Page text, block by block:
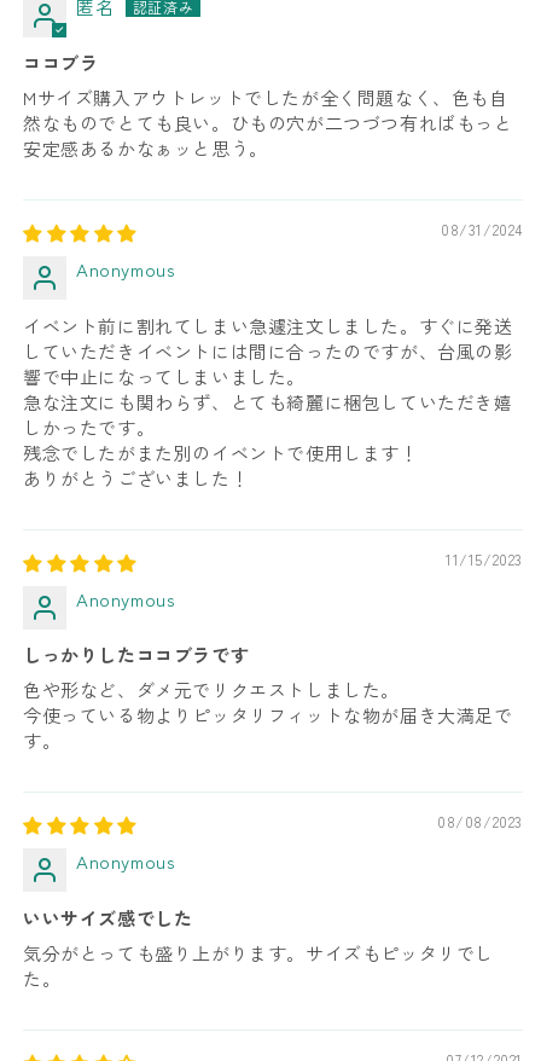
匿名
ココブラ
Mサイズ購入アウトレットでしたが全く問題なく、色も自
然なものでとても良い。ひもの穴が二つづつ有ればもっと
安定感あるかなぁッと思う。
08/31/2024
Anonymous
イベント前に割れてしまい急遽注文しました。すぐに発送
していただきイベントには間に合ったのですが、台風の影
響で中止になってしまいました。
急な注文にも関わらず、とても綺麗に梱包していただき嬉
しかったです。
残念でしたがまた別のイベントで使用します！
ありがとうございました！
11/15/2023
Anonymous
しっかりしたココブラです
色や形など、ダメ元でリクエストしました。
今使っている物よりピッタリフィットな物が届き大満足で
す。
08/08/2023
Anonymous
いいサイズ感でした
気分がとっても盛り上がります。サイズもピッタリでし
た。